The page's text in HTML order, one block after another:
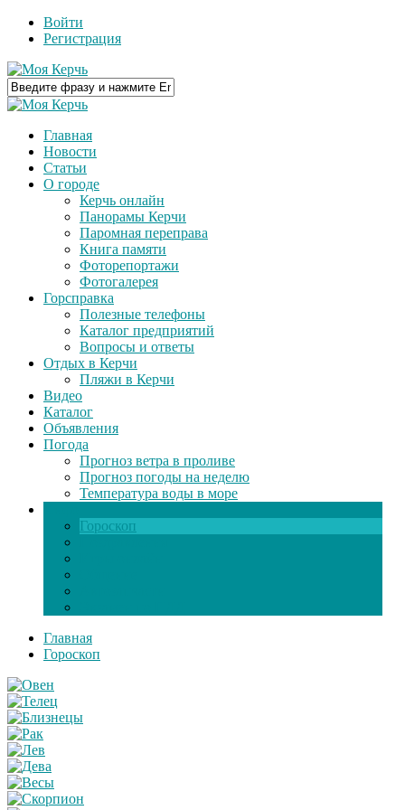
Войти
Регистрация
Главная
Новости
Статьи
О городе
Керчь онлайн
Панорамы Керчи
Паромная переправа
Книга памяти
Фоторепортажи
Фотогалерея
Горсправка
Полезные телефоны
Каталог предприятий
Вопросы и ответы
Отдых в Керчи
Пляжи в Керчи
Видео
Каталог
Объявления
Погода
Прогноз ветра в проливе
Прогноз погоды на неделю
Температура воды в море
Гороскоп
Главная
Гороскоп